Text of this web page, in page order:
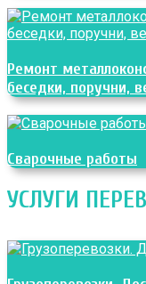
Ремонт
беседки, поручни,
Сварочные работы
УСЛУГИ